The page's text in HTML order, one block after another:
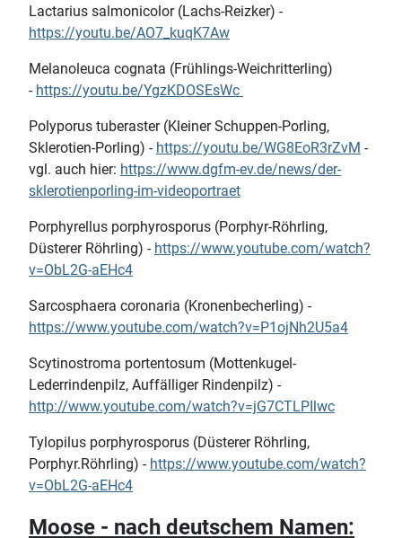
Lactarius salmonicolor (Lachs-Reizker) -
https://youtu.be/AO7_kuqK7Aw
Melanoleuca cognata (Frühlings-Weichritterling)
- https://youtu.be/YgzKDOSEsWc
Polyporus tuberaster (Kleiner Schuppen-Porling,
Sklerotien-Porling) - https://youtu.be/WG8EoR3rZvM -
vgl. auch hier: https://www.dgfm-ev.de/news/der-
sklerotienporling-im-videoportraet
Porphyrellus porphyrosporus (Porphyr-Röhrling,
Düsterer Röhrling) - https://www.youtube.com/watch?
v=ObL2G-aEHc4
Sarcosphaera coronaria (Kronenbecherling) -
https://www.youtube.com/watch?v=P1ojNh2U5a4
Scytinostroma portentosum (Mottenkugel-
Lederrindenpilz, Auffälliger Rindenpilz) -
http://www.youtube.com/watch?v=jG7CTLPIlwc
Tylopilus porphyrosporus (Düsterer Röhrling,
Porphyr.Röhrling) - https://www.youtube.com/watch?
v=ObL2G-aEHc4
Moose - nach deutschem Namen: